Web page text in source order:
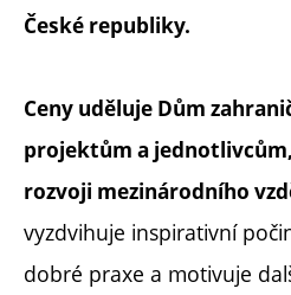
České republiky.
Ceny uděluje Dům
projektům a
rozvoji mezinárodního
vyzdvihuje inspirativní
dobré praxe a motivuje